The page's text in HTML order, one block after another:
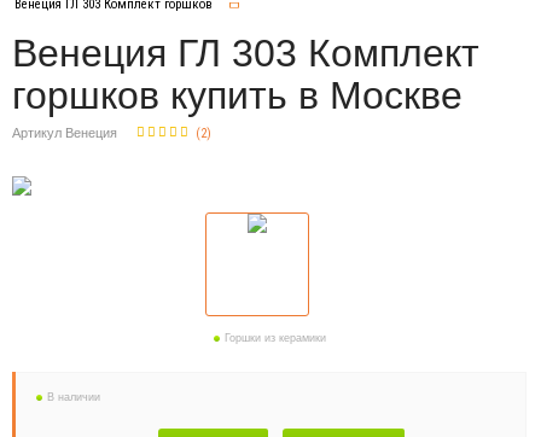
Венеция ГЛ 303 Комплект горшков
Венеция ГЛ 303 Комплект
горшков купить в Москве
Артикул Венеция (2)
Горшки из керамики
В наличии